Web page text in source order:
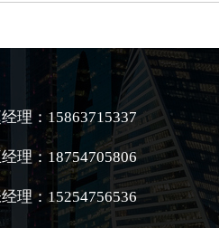
理：15863715337
理：18754705806
理：15254756536